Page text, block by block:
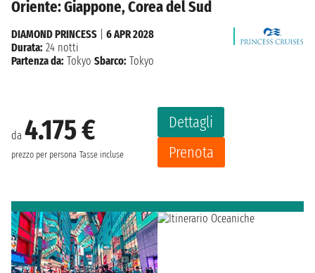
Oriente: Giappone, Corea del Sud
da 4.175 €
prezzo per persona Tasse incluse
Dettagli
Prenota
DIAMOND PRINCESS
6 APR 2028
Durata: 24 notti
Partenza da: Tokyo Sbarco: Tokyo